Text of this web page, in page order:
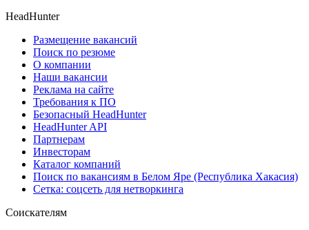
HeadHunter
Размещение вакансий
Поиск по резюме
О компании
Наши вакансии
Реклама на сайте
Требования к ПО
Безопасный HeadHunter
HeadHunter API
Партнерам
Инвесторам
Каталог компаний
Поиск по вакансиям в Белом Яре (Республика Хакасия)
Сетка: соцсеть для нетворкинга
Соискателям